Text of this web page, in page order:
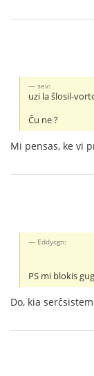
sev:
uzi la ŝlosil-
Ĉu ne ?
Mi pensas, ke vi
Eddycgn:
PS mi blokis
Do, kia